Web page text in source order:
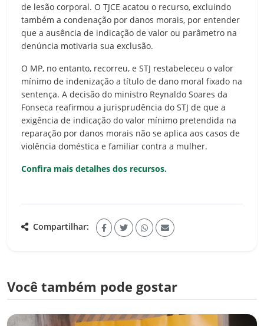
de lesão corporal. O TJCE acatou o recurso, excluindo
também a condenação por danos morais, por entender
que a ausência de indicação de valor ou parâmetro na
denúncia motivaria sua exclusão.
O MP, no entanto, recorreu, e STJ restabeleceu o valor
mínimo de indenização a título de dano moral fixado na
sentença. A decisão do ministro Reynaldo Soares da
Fonseca reafirmou a jurisprudência do STJ de que a
exigência de indicação do valor mínimo pretendida na
reparação por danos morais não se aplica aos casos de
violência doméstica e familiar contra a mulher.
Confira mais detalhes dos recursos.
Compartilhar:
Você também pode gostar